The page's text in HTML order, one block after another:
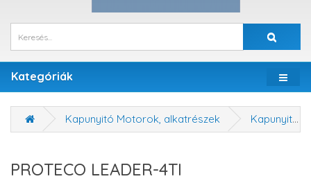
Kategóriák
Kapunyitó Motorok, alkatrészek Kapunyitó motorok
PROTECO LEADER-4TI